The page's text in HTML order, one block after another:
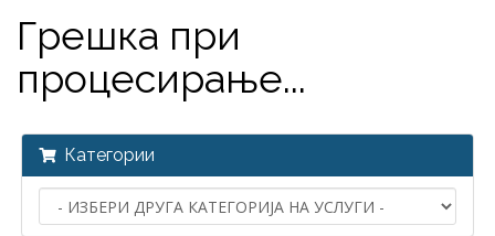
Грешка при
процесирање...
Категории